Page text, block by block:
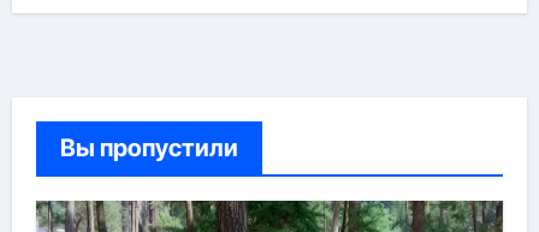
Вы пропустили